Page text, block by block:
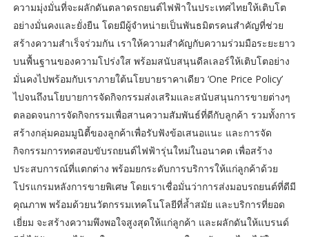
ความมุ่งมั่นที่จะผลักดันตลาดรถยนต์ไฟฟ้าในประเทศไทยให้เติบโต
อย่างมั่นคงและยั่งยืน โดยมีผู้จำหน่ายเป็นพันธมิตรคนสำคัญที่ช่วย
สร้างความสำเร็จร่วมกัน เราให้ความสำคัญกับความร่วมมือระยะยาว
บนพื้นฐานของความโปร่งใส พร้อมสนับสนุนดีลเลอร์ให้เติบโตอย่าง
มั่นคงไปพร้อมกับเราภายใต้นโยบายราคาเดียว ‘One Price Policy’
ไปจนถึงนโยบายการจัดกิจกรรมส่งเสริมและสนับสนุนการขายต่างๆ
ตลอดจนการจัดกิจกรรมเพื่อสานความสัมพันธ์ที่ดีกับลูกค้า รวมทั้งการ
สร้างกลุ่มคอมมูนิตี้ของลูกค้าเพื่อรับฟังข้อเสนอแนะ และการจัด
กิจกรรมการทดสอบขับรถยนต์ไฟฟ้ารุ่นใหม่ในอนาคต เพื่อสร้าง
ประสบการณ์ที่แตกต่าง พร้อมยกระดับการบริการให้แก่ลูกค้าด้วย
โปรแกรมหลังการขายพิเศษ โดยเราเชื่อมั่นว่าการส่งมอบรถยนต์ที่ดีมี
คุณภาพ พร้อมด้วยนวัตกรรมเทคโนโลยีที่ล้ำสมัย และบริการที่ยอด
เยี่ยม จะสร้างความพึงพอใจสูงสุดให้แก่ลูกค้า และผลักดันให้แบรนด์